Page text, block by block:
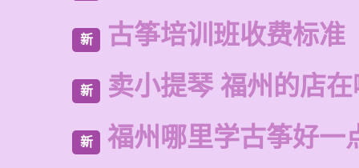
新 古筝培训班收费标准
新 卖小提琴 福州的店
新 福州哪里学古筝好一